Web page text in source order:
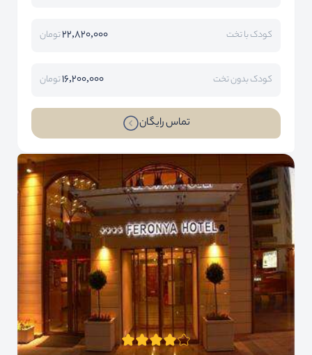
کودک با تخت 22,820,000تومان
کودک بدون تخت 16,200,000تومان
تماس رایگان